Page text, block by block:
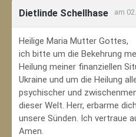
Dietlinde Schellhase am
Heilige Maria Mutter Gottes,
ich bitte um die Bekehrung
Heilung meiner finanziellen
Ukraine und um die Heilung
psychischer und
dieser Welt. Herr, erbarme
unsere Sünden. Ich vertraue
Amen.